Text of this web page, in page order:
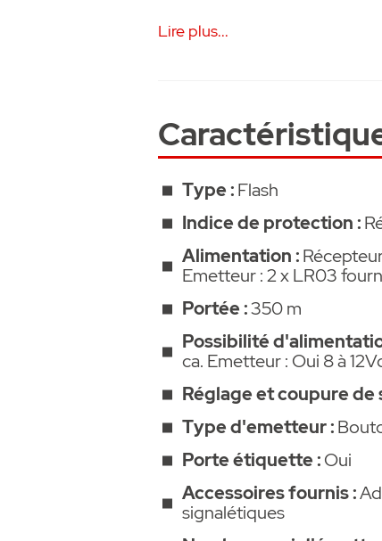
Kit Composé de :
Un carillon récepteur
• Base en ABS blanc et
• 17 mélodies
• Niveau de sonnerie
• Puissance sonore : 86 dB.
• Une affiche pour identifier
• Dimensions (H x L x P) :
• Alimentation carillon : 4
fournies) ou tension externe
Deux affiches PVC
• Réversibles, une face
verticale.
Lire plus...
Type :Flash
Indice de protection :
Alimentation :
Emetteur : 2 x LR03
Portée :350 m
Possibilité
ca. Emetteur : Oui 8 à
Réglage et coupure de
Type d'emetteur :
Porte étiquette :Oui
Accessoires fournis :
signalétiques